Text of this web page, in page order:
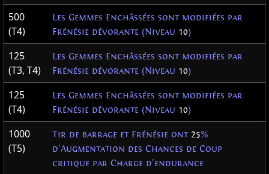
500
(T4)
Les Gemmes Enchâssées sont modifiées par
Frénésie dévorante (Niveau 10)
125
(T3, T4)
Les Gemmes Enchâssées sont modifiées par
Frénésie dévorante (Niveau 10)
125
(T4)
Les Gemmes Enchâssées sont modifiées par
Frénésie dévorante (Niveau 10)
1000
(T5)
Tir de barrage et Frénésie ont 25%
d'Augmentation des Chances de Coup
critique par Charge d'endurance